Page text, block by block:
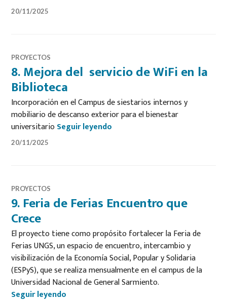
20/11/2025
PROYECTOS
8. Mejora del servicio de WiFi en la
Biblioteca
Incorporación en el Campus de siestarios internos y
mobiliario de descanso exterior para el bienestar
universitarioSeguir leyendo
20/11/2025
PROYECTOS
9. Feria de Ferias Encuentro que
Crece
El proyecto tiene como propósito fortalecer la Feria de
Ferias UNGS, un espacio de encuentro, intercambio y
visibilización de la Economía Social, Popular y Solidaria
(ESPyS), que se realiza mensualmente en el campus de la
Universidad Nacional de General Sarmiento.
Seguir leyendo